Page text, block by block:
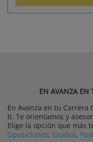
EN AVANZA EN
En Avanza en tu Carrera
ti. Te orientamos y
Elige la opción que más
Oposiciones, Grados,